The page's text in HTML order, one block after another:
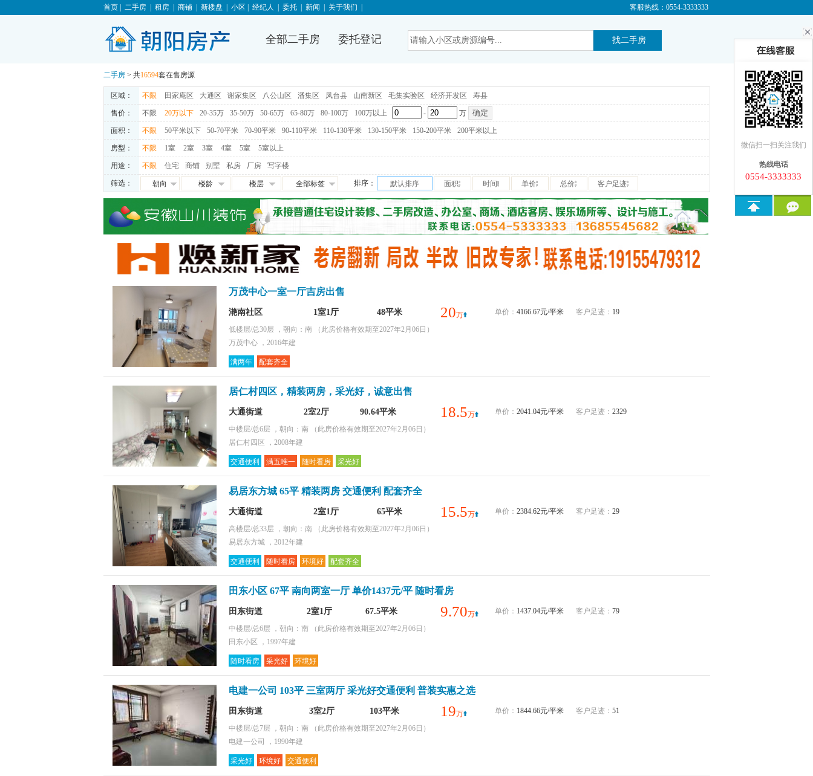
首页| 二手房| 租房| 商铺| 新楼盘 小区 经纪人 委托| 新闻 关于我们 客服热线：0554-3333333
全部二手房 委托登记
微信扫一扫关注我们
热线电话
0554-3333333
二手房> 共16594套在售房源
区域： 不限 田家庵区 大通区 谢家集区 八公山区 潘集区 凤台县 山南新区 毛集实验区 经济开发区 寿县
售价： 不限 20万以下 20-35万 35-50万 50-65万 65-80万 80-100万 100万以上 - 万
面积： 不限 50平米以下 50-70平米 70-90平米 90-110平米 110-130平米 130-150平米 150-200平米 200平米以上
房型： 不限 1室 2室 3室 4室 5室 5室以上
用途： 不限 住宅 商铺 别墅 私房 厂房 写字楼
筛选：
朝向
朝西
朝南
楼龄
5-10年
10-15年
楼层
中层
低层
地下室
全部标签
满五唯一
交通便利
学区房
随时看房
独家房源
采光好
购物便捷
排序： 默认排序 面积 时间 单价 总价 客户足迹
万茂中心一室一厅吉房出售
滟南社区 1室1厅 48平米 20万 单价： 4166.67元/平米 客户足迹： 19
低楼层/总30层 ，朝向：南
（此房价格有效期至2027年2月06日）
万茂中心 ，2016年建
满两年 配套齐全
居仁村四区，精装两房，采光好，诚意出售
大通街道 2室2厅 90.64平米 18.5万 单价： 2041.04元/平米 客户足迹： 2329
中楼层/总6层 ，朝向：南
（此房价格有效期至2027年2月06日）
居仁村四区 ，2008年建
交通便利 满五唯一 随时看房 采光好
易居东方城 65平 精装两房 交通便利 配套齐全
大通街道 2室1厅 65平米 15.5万 单价： 2384.62元/平米 客户足迹： 29
高楼层/总33层 ，朝向：南
（此房价格有效期至2027年2月06日）
易居东方城 ，2012年建
交通便利 随时看房 环境好 配套齐全
田东小区 67平 南向两室一厅 单价1437元/平 随时看房
田东街道 2室1厅 67.5平米 9.70万 单价： 1437.04元/平米 客户足迹： 79
中楼层/总6层 ，朝向：南
（此房价格有效期至2027年2月06日）
田东小区 ，1997年建
随时看房 采光好 环境好
电建一公司 103平 三室两厅 采光好交通便利 普装实惠之选
田东街道 3室2厅 103平米 19万 单价： 1844.66元/平米 客户足迹： 51
中楼层/总7层 ，朝向：南
（此房价格有效期至2027年2月06日）
电建一公司 ，1990年建
采光好 环境好 交通便利